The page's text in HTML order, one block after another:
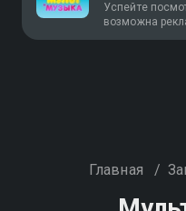
Успейте
возможна
Главная /